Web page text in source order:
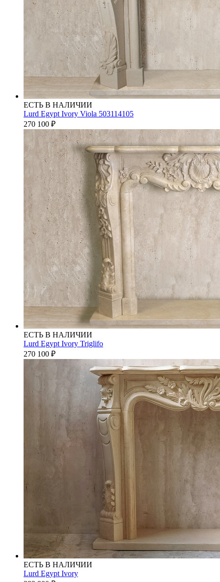
ЕСТЬ В НАЛИЧИИ
Lurd Egypt Ivory Viola 503114105
270 100 ₽
ЕСТЬ В НАЛИЧИИ
Lurd Egypt Ivory Triglifo
270 100 ₽
ЕСТЬ В НАЛИЧИИ
Lurd Egypt Ivory